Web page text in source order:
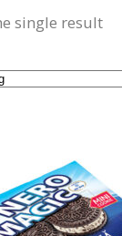
single result